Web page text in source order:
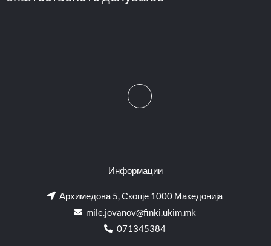
Информации
Архимедова 5, Скопје 1000 Македонија
mile.jovanov@finki.ukim.mk​
071345384